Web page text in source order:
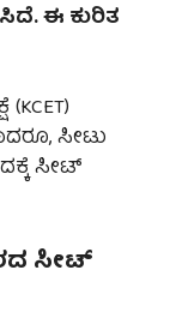
ಈ ಕುರಿತ
ಸೀಟು
ಸೀಟ್
ಸೀಟ್